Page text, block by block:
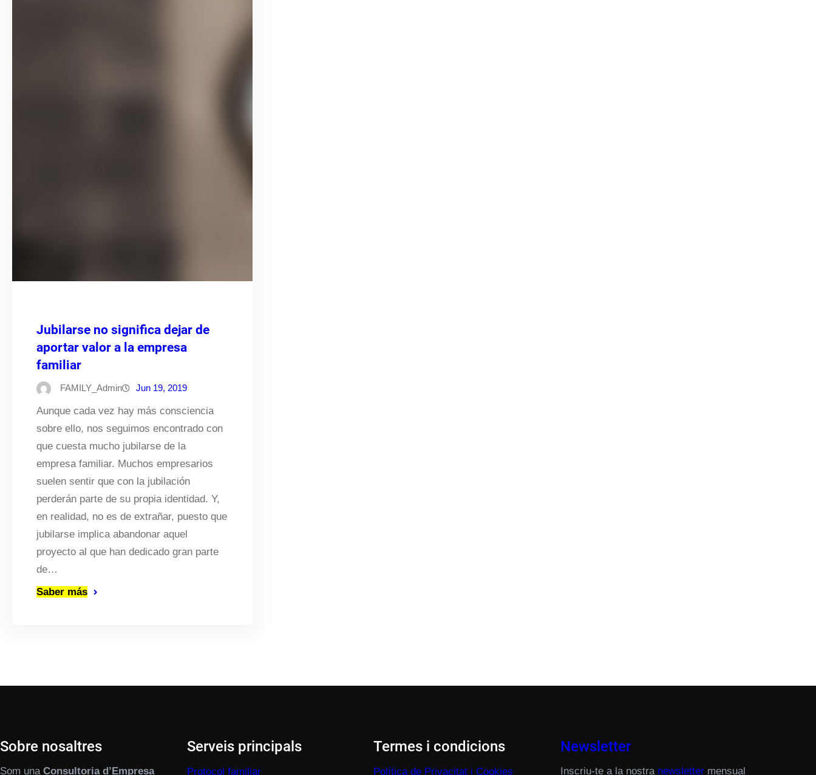
Jubilarse no significa dejar de
aportar valor a la empresa
familiar
FAMILY_Admin Jun 19, 2019
Aunque cada vez hay más consciencia
sobre ello, nos seguimos encontrado con
que cuesta mucho jubilarse de la
empresa familiar. Muchos empresarios
suelen sentir que con la jubilación
perderán parte de su propia identidad. Y,
en realidad, no es de extrañar, puesto que
jubilarse implica abandonar aquel
proyecto al que han dedicado gran parte
de…
Saber más
Sobre nosaltres
Som una Consultoria d’Empresa
Serveis principals
Protocol familiar
Termes i condicions
Política de Privacitat i Cookies
Newsletter
Inscriu-te a la nostra newslettermensual